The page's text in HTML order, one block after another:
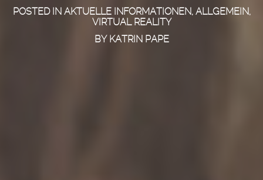
POSTED IN AKTUELLE INFORMATIONEN, ALLGEMEIN,
VIRTUAL REALITY
BY KATRIN PAPE